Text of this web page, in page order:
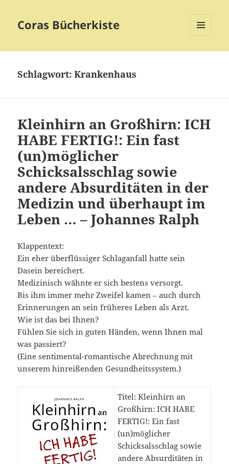
Coras Bücherkiste
Schlagwort:Krankenhaus
Kleinhirn an Großhirn: ICH
HABE FERTIG!: Ein fast
(un)möglicher
Schicksalsschlag sowie
andere Absurditäten in der
Medizin und überhaupt im
Leben … – Johannes Ralph
Klappentext:
Ein eher überflüssiger Schlaganfall hatte sein
Dasein bereichert.
Medizinisch wähnte er sich bestens versorgt.
Bis ihm immer mehr Zweifel kamen – auch durch
Erinnerungen an sein früheres Leben als Arzt.
Wie ist das bei Ihnen?
Fühlen Sie sich in guten Händen, wenn Ihnen mal
was passiert?
(Eine sentimental-romantische Abrechnung mit
unserem hinreißenden Gesundheitssystem.)
Titel: Kleinhirn an
Großhirn: ICH HABE
FERTIG!: Ein fast
(un)möglicher
Schicksalsschlag sowie
andere Absurditäten in